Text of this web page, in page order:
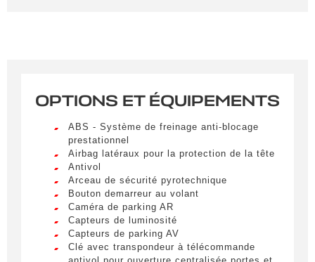
Remplissez le formulaire ci-dessous pour recevoir
une notification par e-mail dès qu’un véhicule
correspondant à vos critères sera disponible.
Civilité *
M.
LIVRAISON PARTOUT EN
FRANCE
OPTIONS ET ÉQUIPEMENTS
ABS - Système de freinage anti-blocage
prestationnel
Airbag latéraux pour la protection de la tête
Antivol
Arceau de sécurité pyrotechnique
Bouton demarreur au volant
Caméra de parking AR
Capteurs de luminosité
Capteurs de parking AV
Clé avec transpondeur à télécommande